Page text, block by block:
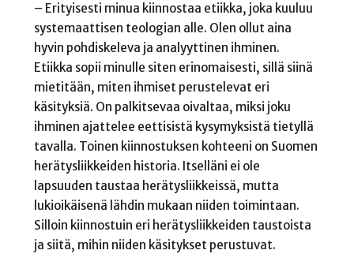
– Erityisesti minua kiinnostaa etiikka, joka kuuluu
systemaattisen teologian alle. Olen ollut aina
hyvin pohdiskeleva ja analyyttinen ihminen.
Etiikka sopii minulle siten erinomaisesti, sillä siinä
mietitään, miten ihmiset perustelevat eri
käsityksiä. On palkitsevaa oivaltaa, miksi joku
ihminen ajattelee eettisistä kysymyksistä tietyllä
tavalla. Toinen kiinnostuksen kohteeni on Suomen
herätysliikkeiden historia. Itselläni ei ole
lapsuuden taustaa herätysliikkeissä, mutta
lukioikäisenä lähdin mukaan niiden toimintaan.
Silloin kiinnostuin eri herätysliikkeiden taustoista
ja siitä, mihin niiden käsitykset perustuvat.